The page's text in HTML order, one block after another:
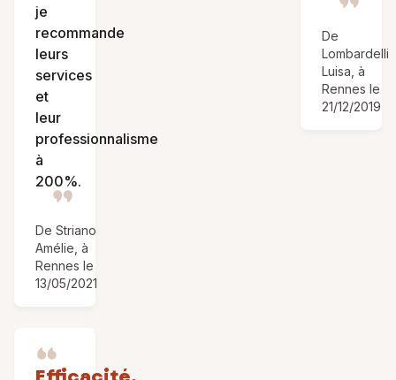
je
recommande
leurs
services
et
leur
professionnalisme
à
200%.
De Striano
Amélie, à
Rennes le
13/05/2021
De
Lombardelli
Luisa, à
Rennes le
21/12/2019